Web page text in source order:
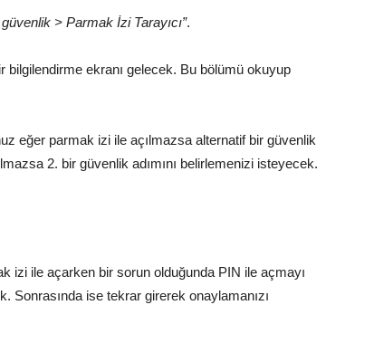
> Parmak İzi Tarayıcı”.
ekranı gelecek. Bu bölümü okuyup
eğer parmak izi ile açılmazsa alternatif bir güvenlik
2. bir güvenlik adımını belirlemenizi isteyecek.
izi ile açarken bir sorun olduğunda PIN ile açmayı
ise tekrar girerek onaylamanızı